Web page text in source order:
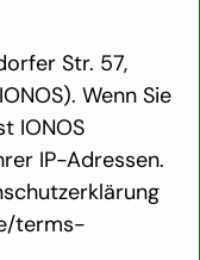
Str. 57,
Wenn Sie
IONOS
IP-Adressen.
terms-